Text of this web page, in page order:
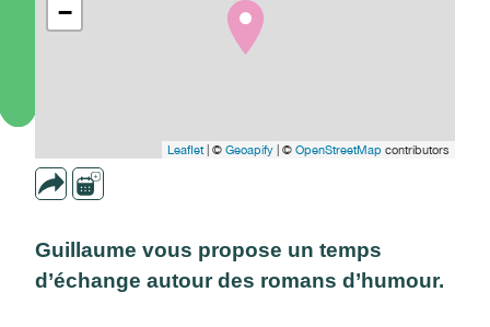
−
Leaflet| © Geoapify | © OpenStreetMap contributors
Guillaume vous propose un temps
d’échange autour des romans d’humour.